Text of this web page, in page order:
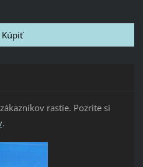
rastie. Pozrite si
.